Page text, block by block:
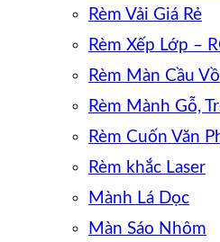
Rèm Vải Giá Rẻ
Rèm Xếp Lớp –
Rèm Màn Cầu
Rèm Mành Gỗ,
Rèm Cuốn Văn
Rèm khắc Laser
Mành Lá Dọc
Màn Sáo Nhôm